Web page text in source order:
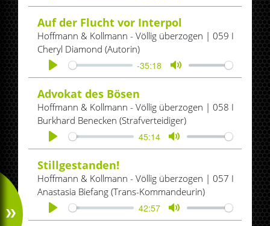
Play Mute
Auf der Flucht vor Interpol
Hoffmann & Kollmann - Völlig überzogen | 059 I
Cheryl Diamond (Autorin)
Play
-35:18
Mute
Advokat des Bösen
Hoffmann & Kollmann - Völlig überzogen | 058 I
Burkhard Benecken (Strafverteidiger)
Play
45:14
Mute
Stillgestanden!
Hoffmann & Kollmann - Völlig überzogen | 057 I
Anastasia Biefang (Trans-Kommandeurin)
Play
42:57
Mute